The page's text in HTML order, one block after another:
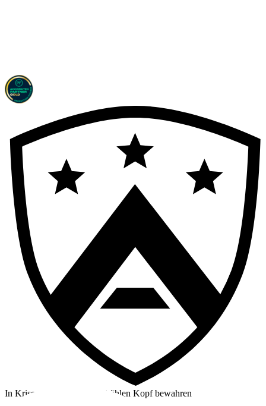
In Krisensituationen einen kühlen Kopf bewahren